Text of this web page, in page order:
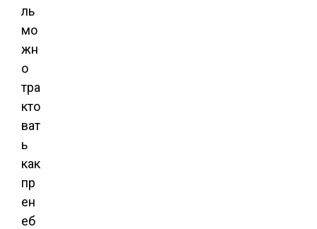
ль
мо
жн
о
тра
кто
ват
ь
как
пр
ен
еб